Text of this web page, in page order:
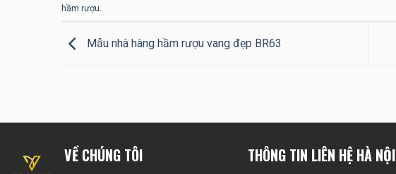
hầm rượu
Mẫu nhà hàng hầm rượu vang đẹp BR63
VỀ CHÚNG TÔI THÔNG TIN LIÊN HỆ HÀ NỘI